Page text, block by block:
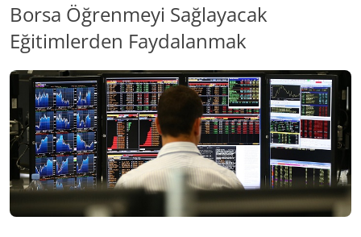
Borsa Öğrenmeyi Sağlayacak
Eğitimlerden Faydalanmak